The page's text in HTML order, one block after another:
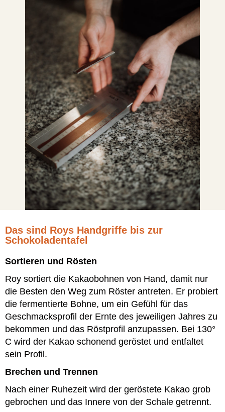
Das sind Roys Handgriffe bis zur
Schokoladentafel
Sortieren und Rösten
Roy sortiert die Kakaobohnen von Hand, damit nur
die Besten den Weg zum Röster antreten. Er probiert
die fermentierte Bohne, um ein Gefühl für das
Geschmacksprofil der Ernte des jeweiligen Jahres zu
bekommen und das Röstprofil anzupassen. Bei 130°
C wird der Kakao schonend geröstet und entfaltet
sein Profil.
Brechen und Trennen
Nach einer Ruhezeit wird der geröstete Kakao grob
gebrochen und das Innere von der Schale getrennt.